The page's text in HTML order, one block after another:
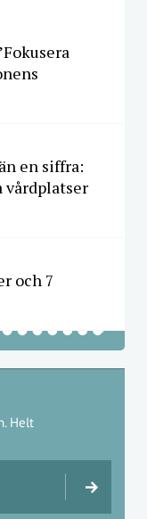
en siffra:
vårdplatser
och 7
Helt